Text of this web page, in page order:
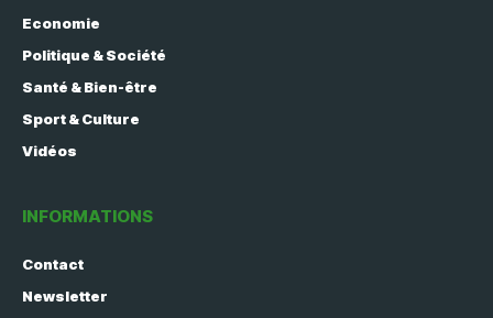
Economie
Politique & Société
Santé & Bien-être
Sport & Culture
Vidéos
INFORMATIONS
Contact
Newsletter